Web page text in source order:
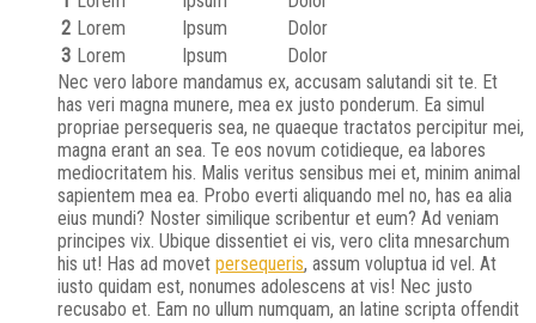
2 Lorem Ipsum
Dolor
3 Lorem Ipsum
Dolor
Nec vero labore mandamus ex, accusam salutandi sit te. Et
has veri magna munere, mea ex justo ponderum. Ea simul
propriae persequeris sea, ne quaeque tractatos percipitur mei,
magna erant an sea. Te eos novum cotidieque, ea labores
mediocritatem his. Malis veritus sensibus mei et, minim animal
sapientem mea ea. Probo everti aliquando mel no, has ea alia
eius mundi? Noster similique scribentur et eum? Ad veniam
principes vix. Ubique dissentiet ei vis, vero clita mnesarchum
his ut! Has ad movet persequeris, assum voluptua id vel. At
iusto quidam est, nonumes adolescens at vis! Nec justo
recusabo et. Eam no ullum numquam, an latine scripta offendit